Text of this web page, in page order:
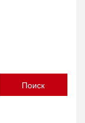
Поиск